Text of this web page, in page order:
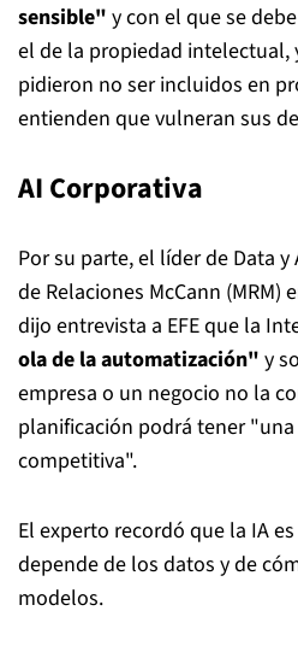
sensible" y con el que se
el de la propiedad intelectual,
pidieron no ser incluidos en
entienden que vulneran sus
AI Corporativa
Por su parte, el líder de Data
de Relaciones McCann (MRM)
dijo entrevista a EFE que la
ola de la automatización" y
empresa o un negocio no la
planificación podrá tener
competitiva".
El experto recordó que la IA
depende de los datos y de
modelos.